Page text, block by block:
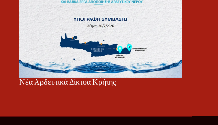
Νέα Αρδευτικά Δίκτυα Κρήτης